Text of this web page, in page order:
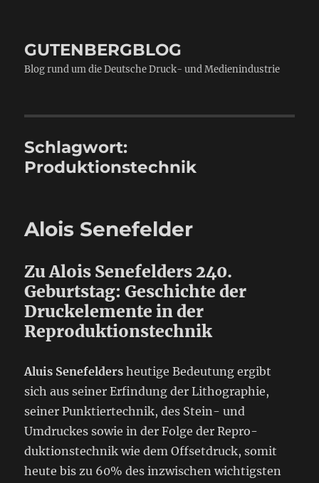
GUTENBERGBLOG
Blog rund um die Deutsche Druck- und Medienindustrie
Schlagwort:
Produktionstechnik
Alois Senefelder
Zu Alois Senefelders 240.
Geburtstag: Geschichte der
Druckelemente in der
Reproduktionstechnik
Aluis Senefelders heutige Bedeutung ergibt
sich aus seiner Erfindung der Lithographie,
seiner Punktiertechnik, des Stein- und
Umdruckes sowie in der Folge der Repro-
duktionstechnik wie dem Offsetdruck, somit
heute bis zu 60% des inzwischen wichtigsten